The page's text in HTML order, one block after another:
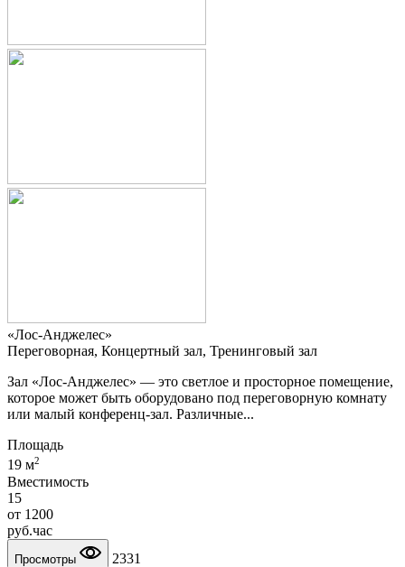
«Лос-Анджелес»
Переговорная, Концертный зал, Тренинговый зал
Зал «Лос-Анджелес» — это светлое и просторное помещение,
которое может быть оборудовано под переговорную комнату
или малый конференц-зал. Различные...
Площадь
19 м2
Вместимость
15
от 1200
руб.час
Просмотры
2331